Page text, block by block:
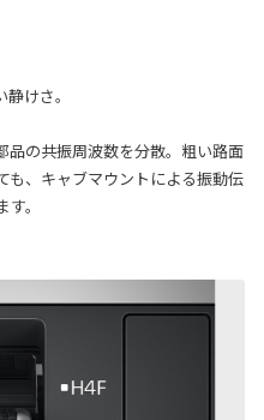
けさ。
品の共振周波数を分散。粗い路面
も、キャブマウントによる振動伝
。